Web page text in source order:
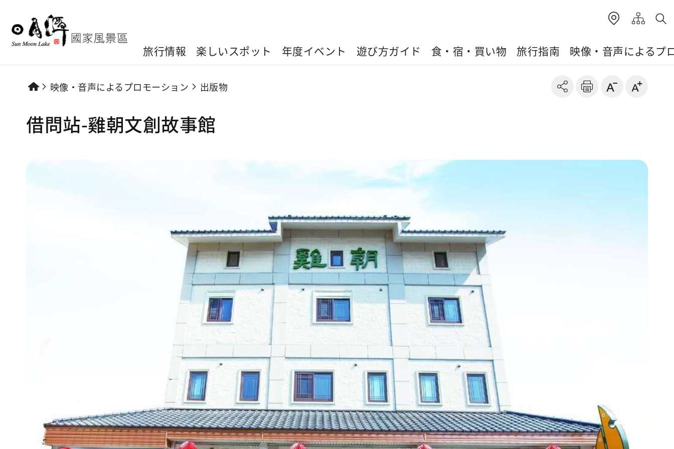
旅行情報 楽しいスポット 年度イベント 遊び方ガイド 食・宿・買い物 旅行指南 映像・音声によるプ
映像・音声によるプロモーション 出版物
借問站-雞朝文創故事館